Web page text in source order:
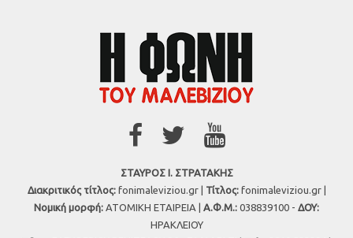
ΣΤΑΥΡΟΣ Ι. ΣΤΡΑΤΑΚΗΣ
Διακριτικός τίτλος:fonimaleviziou.gr | Τίτλος:fonimaleviziou.gr |
Νομική μορφή: ΑΤΟΜΙΚΗ ΕΤΑΙΡΕΙΑ | Α.Φ.Μ.: 038839100 - ΔΟΥ:
ΗΡΑΚΛΕΙΟΥ